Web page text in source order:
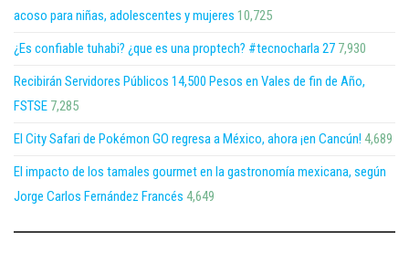
acoso para niñas, adolescentes y mujeres 10,725
¿Es confiable tuhabi? ¿que es una proptech? #tecnocharla 27 7,930
Recibirán Servidores Públicos 14,500 Pesos en Vales de fin de Año,
FSTSE 7,285
El City Safari de Pokémon GO regresa a México, ahora ¡en Cancún! 4,689
El impacto de los tamales gourmet en la gastronomía mexicana, según
Jorge Carlos Fernández Francés 4,649